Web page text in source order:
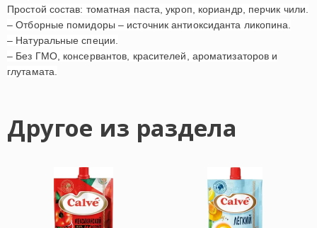
Простой состав: томатная паста, укроп, кориандр, перчик чили.
– Отборные помидоры – источник антиоксиданта ликопина.
– Натуральные специи.
– Без ГМО, консервантов, красителей, ароматизаторов и
глутамата.
Другое из раздела